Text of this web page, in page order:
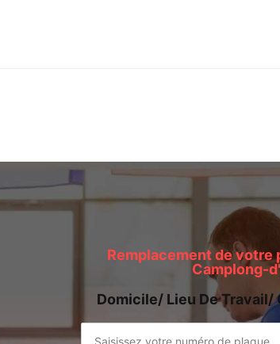
Remplacement de votre
Camplong-
Domicile/ Lieu De Travail/